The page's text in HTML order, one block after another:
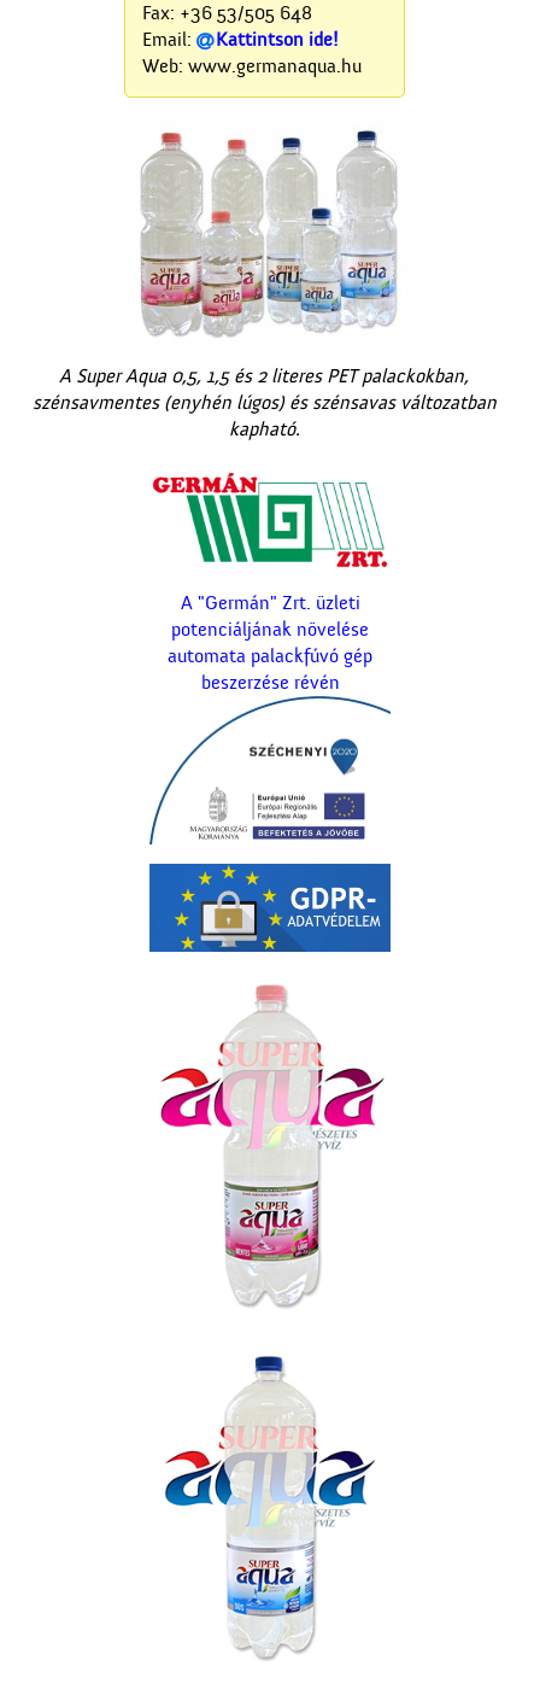
Fax: +36 53/505 648
Email:  Kattintson ide!
Web: www.germanaqua.hu
A Super Aqua 0,5, 1,5 és 2 literes PET palackokban,
szénsavmentes (enyhén lúgos) és szénsavas változatban
kapható.
A "Germán" Zrt. üzleti
potenciáljának növelése
automata palackfúvó gép
beszerzése révén